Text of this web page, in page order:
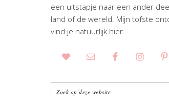
een uitstapje naar een ander
land of de wereld. Mijn tofste
vind je natuurlijk hier.